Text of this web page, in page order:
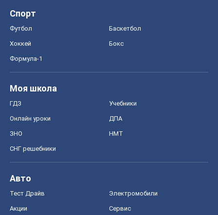
Спорт
Футбол Баскетбол
Хоккей Бокс
Формула-1
Моя школа
ГДЗ Учебники
Онлайн уроки ДПА
ЗНО НМТ
СНГ решебники
Авто
Тест Драйв Электромобили
Акции Сервис